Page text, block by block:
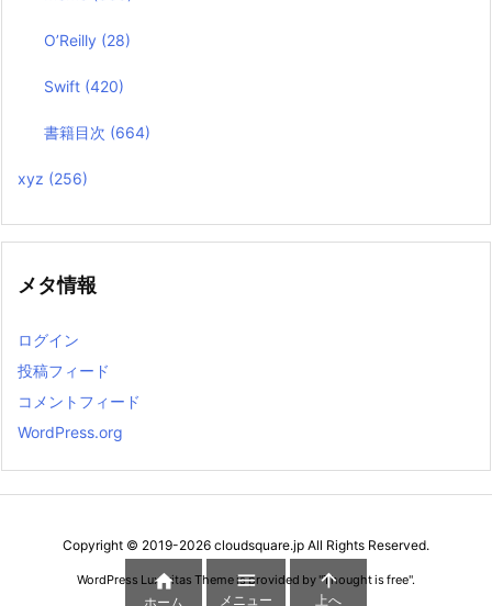
O’Reilly (28)
Swift (420)
書籍目次 (664)
xyz (256)
メタ情報
ログイン
投稿フィード
コメントフィード
WordPress.org
Copyright © 2019-2026 cloudsquare.jp All Rights Reserved.
WordPress Luxeritas Theme is provided by "Thought is free".

ホーム

メニュー

上へ